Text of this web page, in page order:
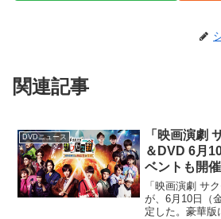
関連記事
DVDニュース
「映画演劇
＆DVD 6月
ベントも開催
「映画演劇 サ
が、6月10日（
定した。豪華版